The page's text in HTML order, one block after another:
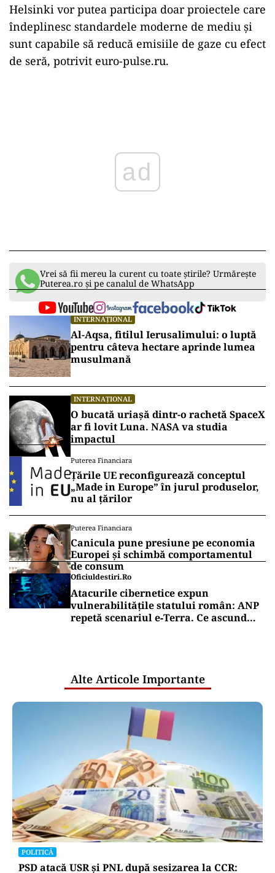
Helsinki vor putea participa doar proiectele care
îndeplinesc standardele moderne de mediu și
sunt capabile să reducă emisiile de gaze cu efect
de seră, potrivit euro-pulse.ru.
Vrei să fii mereu la curent cu toate știrile? Urmărește
Puterea.ro și pe canalul de WhatsApp
INTERNAȚIONAL
Al-Aqsa, fitilul Ierusalimului: o luptă
pentru câteva hectare aprinde lumea
musulmană
INTERNAȚIONAL
O bucată uriașă dintr-o rachetă SpaceX
ar fi lovit Luna. NASA va studia
impactul
Puterea Financiara
Țările UE reconfigurează conceptul
„Made in Europe” în jurul produselor,
nu al țărilor
Puterea Financiara
Canicula pune presiune pe economia
Europei și schimbă comportamentul
de consum
Oficiuldestiri.ro
Atacurile cibernetice expun
vulnerabilitățile statului român: ANP
repetă scenariul e‑Terra. Ce ascund
Alte Articole Importante
POLITICĂ
PSD atacă USR și PNL după sesizarea la CCR: